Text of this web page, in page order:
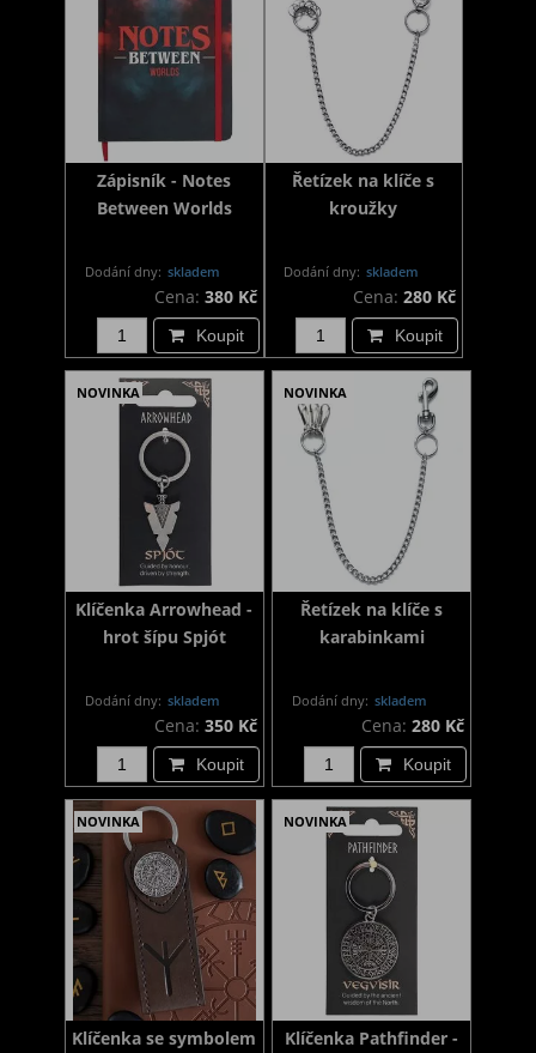
Zápisník - Notes
Between Worlds
Dodání dny: skladem
Cena: 380 Kč
Koupit
Řetízek na klíče s
kroužky
Dodání dny: skladem
Cena:280 Kč
Koupit
NOVINKA
Klíčenka Arrowhead -
hrot šípu Spjót
Dodání dny: skladem
Cena: 350 Kč
Koupit
NOVINKA
Řetízek na klíče s
karabinkami
Dodání dny: skladem
Cena: 280 Kč
Koupit
NOVINKA
Klíčenka se symbolem
NOVINKA
Klíčenka Pathfinder -